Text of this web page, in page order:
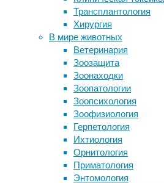
Трансплантология
Хирургия
В мире животных
Ветеринария
Зоозащита
Зоонаходки
Зоопатологии
Зоопсихология
Зоофизиология
Герпетология
Ихтиология
Орнитология
Приматология
Энтомология
инфекции,
медицина,
мозг,
неврология,
нейробиология,
нейроновости,
органоид
Исследователи
Йельского
университета
провели
эксперименты
болезни Паркинсона
Болезни на нервной
вымысел
Мужчин и женщин из
расставили по росту
Крики шимпанзе
человеческому языку,
думали
Следите за новостями